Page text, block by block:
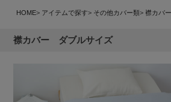
HOME アイテムで探す その他カバー類 襟カバ
襟カバー ダブルサイズ